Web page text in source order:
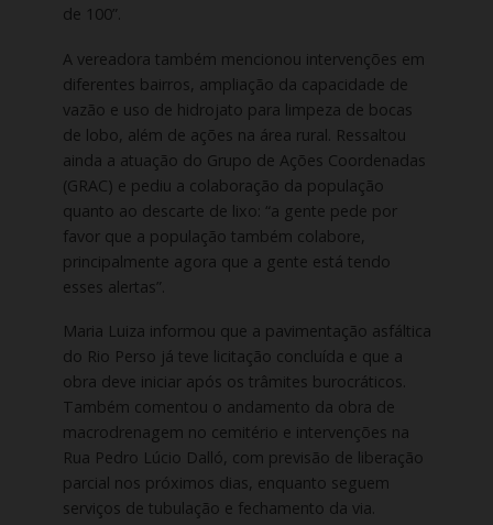
de 100”.
A vereadora também mencionou intervenções em
diferentes bairros, ampliação da capacidade de
vazão e uso de hidrojato para limpeza de bocas
de lobo, além de ações na área rural. Ressaltou
ainda a atuação do Grupo de Ações Coordenadas
(GRAC) e pediu a colaboração da população
quanto ao descarte de lixo: “a gente pede por
favor que a população também colabore,
principalmente agora que a gente está tendo
esses alertas”.
Maria Luiza informou que a pavimentação asfáltica
do Rio Perso já teve licitação concluída e que a
obra deve iniciar após os trâmites burocráticos.
Também comentou o andamento da obra de
macrodrenagem no cemitério e intervenções na
Rua Pedro Lúcio Dalló, com previsão de liberação
parcial nos próximos dias, enquanto seguem
serviços de tubulação e fechamento da via.